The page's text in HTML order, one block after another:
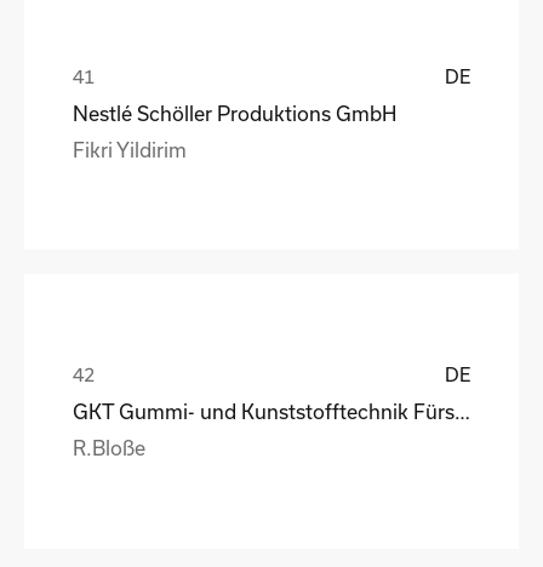
DE
Nestlé Schöller Produktions GmbH
Fikri Yildirim
DE
R.Bloße